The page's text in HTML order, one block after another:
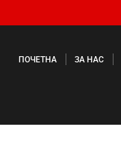
ПОЧЕТНА ЗА НАС